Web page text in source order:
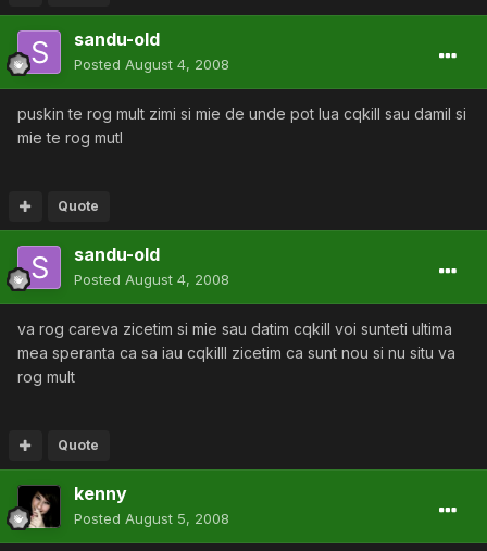
sandu-old
Posted August 4, 2008
puskin te rog mult zimi si mie de unde pot lua cqkill sau damil si
mie te rog mutl
Quote
sandu-old
Posted August 4, 2008
va rog careva zicetim si mie sau datim cqkill voi sunteti ultima
mea speranta ca sa iau cqkilll zicetim ca sunt nou si nu situ va
rog mult
Quote
kenny
Posted August 5, 2008